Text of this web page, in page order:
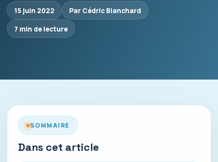
15 juin 2022
Par Cédric Blanchard
7 min de lecture
SOMMAIRE
Dans cet article